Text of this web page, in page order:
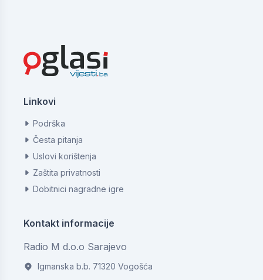
Linkovi
Podrška
Česta pitanja
Uslovi korištenja
Zaštita privatnosti
Dobitnici nagradne igre
Kontakt informacije
Radio M d.o.o Sarajevo
Igmanska b.b. 71320 Vogošća